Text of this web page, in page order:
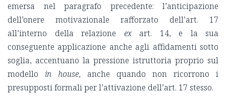
emersa nel paragrafo precedente: l’anticipazione
dell’onere motivazionale rafforzato dell’art. 17
all’interno della relazione exart. 14, e la sua
conseguente applicazione anche agli affidamenti sotto
soglia, accentuano la pressione istruttoria proprio sul
modello in house, anche quando non ricorrono i
presupposti formali per l’attivazione dell’art. 17 stesso.